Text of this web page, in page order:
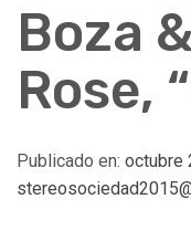
Boza
Rose,
Publicado en: octubre